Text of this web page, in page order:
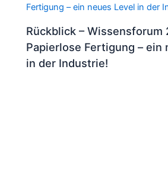
Rückblick – Wissensforum
Papierlose Fertigung – ein
in der Industrie!